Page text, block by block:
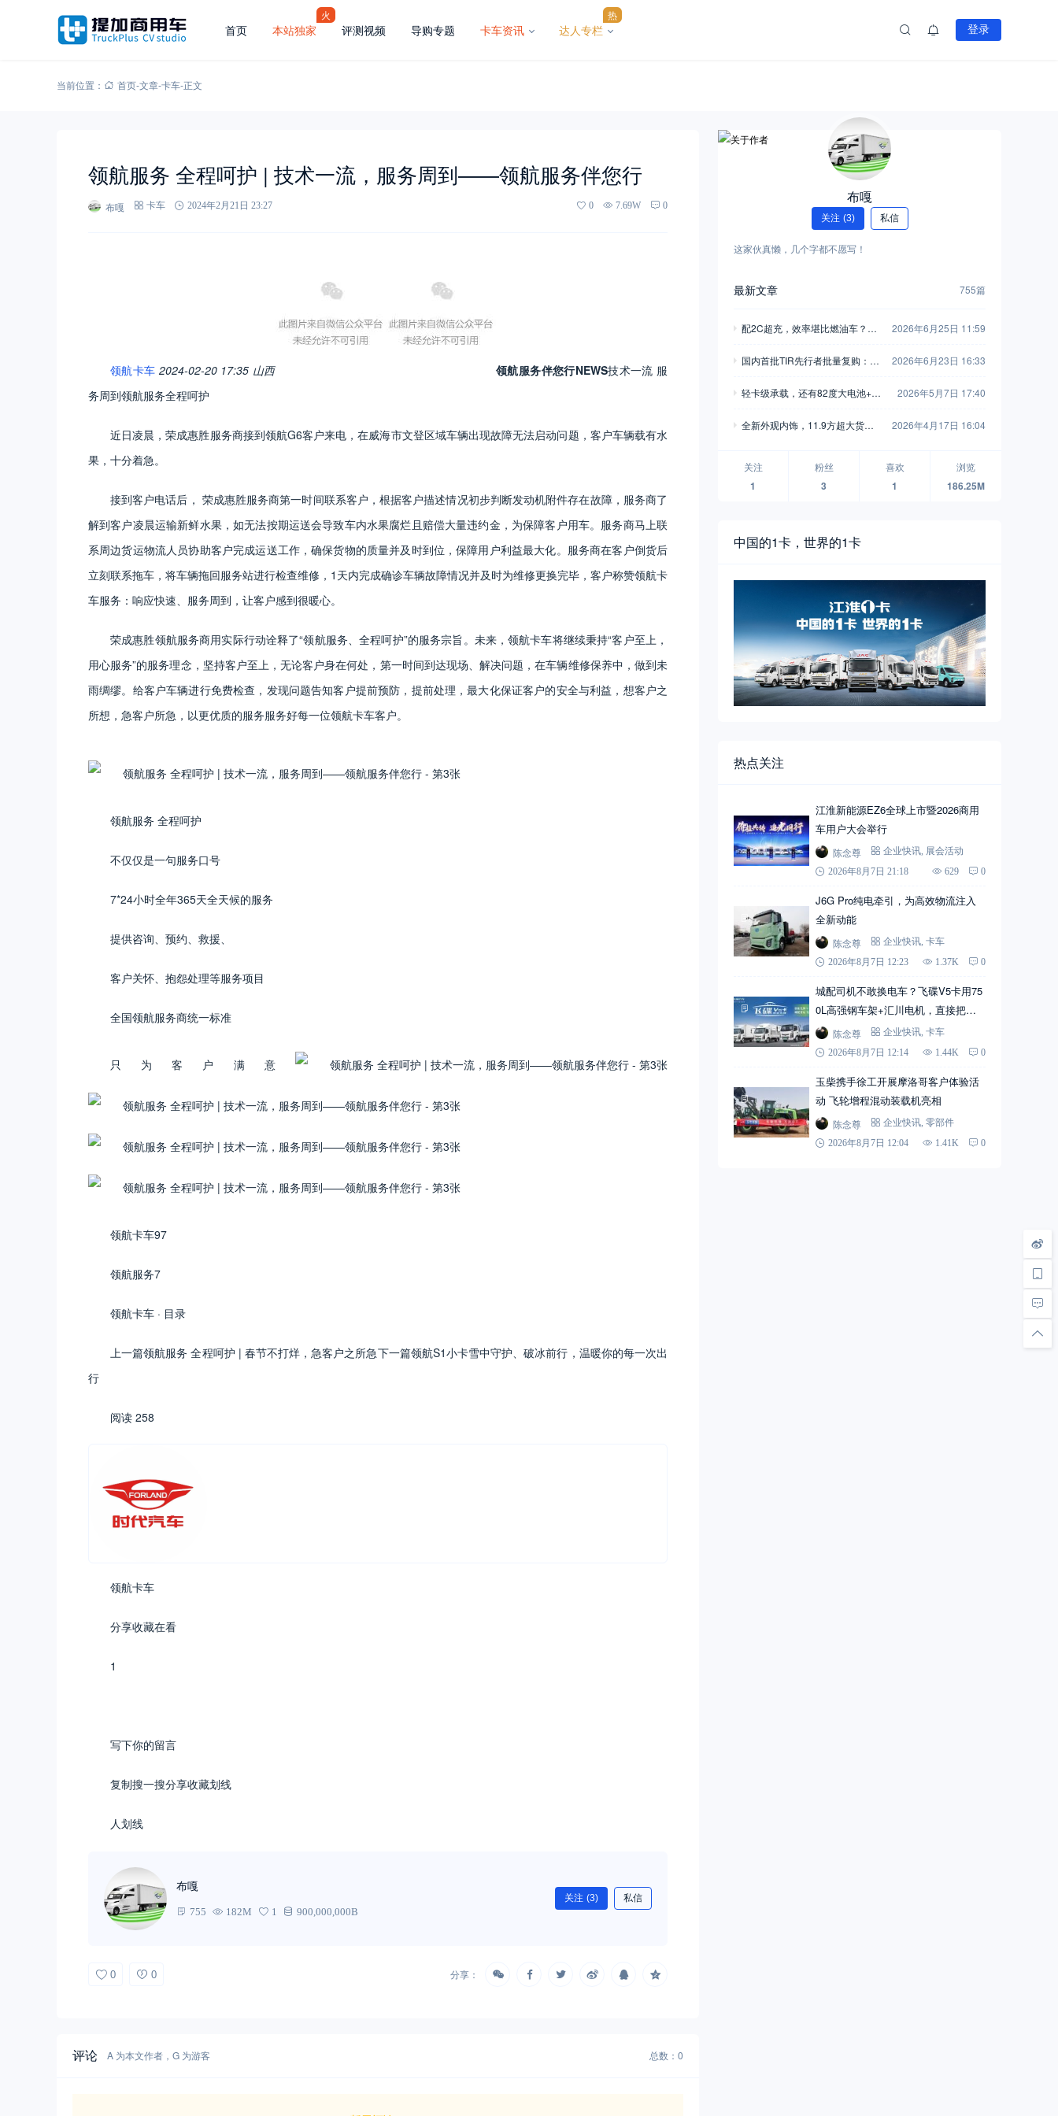
首页 本站独家
火
评测视频 导购专题 卡车资讯 达人专栏
热
登录
当前位置： 首页-文章-卡车-正文
领航服务 全程呵护 | 技术一流，服务周到——领航服务伴您行
布嘎 卡车 2024年2月21日 23:27 0 7.69W 0
领航卡车 2024-02-20 17:35 山西 领航服务伴您行NEWS技术一流 服
务周到领航服务全程呵护
近日凌晨，荣成惠胜服务商接到领航G6客户来电，在威海市文登区域车辆出现故障无法启动问题，客户车辆载有水
果，十分着急。
接到客户电话后， 荣成惠胜服务商第一时间联系客户，根据客户描述情况初步判断发动机附件存在故障，服务商了
解到客户凌晨运输新鲜水果，如无法按期运送会导致车内水果腐烂且赔偿大量违约金，为保障客户用车。服务商马上联
系周边货运物流人员协助客户完成运送工作，确保货物的质量并及时到位，保障用户利益最大化。服务商在客户倒货后
立刻联系拖车，将车辆拖回服务站进行检查维修，1天内完成确诊车辆故障情况并及时为维修更换完毕，客户称赞领航卡
车服务：响应快速、服务周到，让客户感到很暖心。
荣成惠胜领航服务商用实际行动诠释了“领航服务、全程呵护”的服务宗旨。未来，领航卡车将继续秉持“客户至上，
用心服务”的服务理念，坚持客户至上，无论客户身在何处，第一时间到达现场、解决问题，在车辆维修保养中，做到未
雨绸缪。给客户车辆进行免费检查，发现问题告知客户提前预防，提前处理，最大化保证客户的安全与利益，想客户之
所想，急客户所急，以更优质的服务服务好每一位领航卡车客户。
领航服务 全程呵护
不仅仅是一句服务口号
7*24小时全年365天全天候的服务
提供咨询、预约、救援、
客户关怀、抱怨处理等服务项目
全国领航服务商统一标准
只为客户满意
领航卡车97
领航服务7
领航卡车 · 目录
上一篇领航服务 全程呵护 | 春节不打烊，急客户之所急下一篇领航S1小卡雪中守护、破冰前行，温暖你的每一次出
行
阅读 258
领航卡车
分享收藏在看
1
写下你的留言
复制搜一搜分享收藏划线
人划线
布嘎
755 182M 1 900,000,000B
关注 (3) 私信
0 0 分享：
评论 A 为本文作者，G 为游客 总数：0
布嘎
关注 (3) 私信
这家伙真懒，几个字都不愿写！
最新文章 755篇
配2C超充，效率堪比燃油车？乘
2026年6月25日 11:59
国内首批TIR先行者批量复购：为
作最大底气
2026年6月23日 16:33
轻卡级承载，还有82度大电池+舒
实拍
2026年5月7日 17:40
全新外观内饰，11.9方超大货
瑞通V10极限车
2026年4月17日 16:04
关注
1
粉丝
3
喜欢
1
浏览
186.25M
中国的1卡，世界的1卡
热点关注
江淮新能源EZ6全球上市暨2026商用
车用户大会举行
陈念尊 企业快讯
展会活动
2026年8月7日 21:18
629 0
J6G Pro纯电牵引，为高效物流注入
全新动能
陈念尊 企业快讯 卡车
2026年8月7日 12:23
1.37K 0
城配司机不敢换电车？飞碟V5卡用75
0L高强钢车架+汇川电机，直接把信
心拉满陈念尊 企业快讯 卡车
2026年8月7日 12:14
1.44K 0
玉柴携手徐工开展摩洛哥客户体验活
动 飞轮增程混动装载机亮相
陈念尊 企业快讯 零部件
2026年8月7日 12:04
1.41K 0